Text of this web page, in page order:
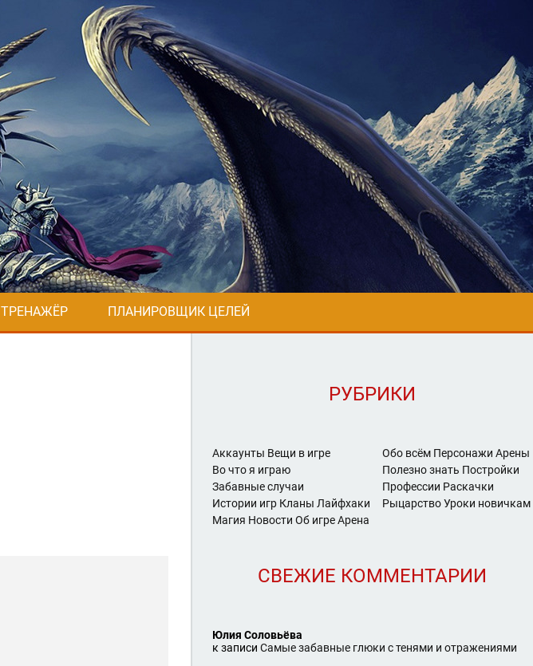
ТРЕНАЖЁР ПЛАНИРОВЩИК ЦЕЛЕЙ
РУБРИКИ
Аккаунты Вещи в игре
Во что я играю
Забавные случаи
Истории игр Кланы Лайфхаки
Магия Новости Об игре Арена
Обо всём Персонажи Арены
Полезно знать Постройки
Профессии Раскачки
Рыцарство Уроки новичкам
СВЕЖИЕ КОММЕНТАРИИ
Юлия Соловьёва
к записи Самые забавные глюки с тенями и отражениями